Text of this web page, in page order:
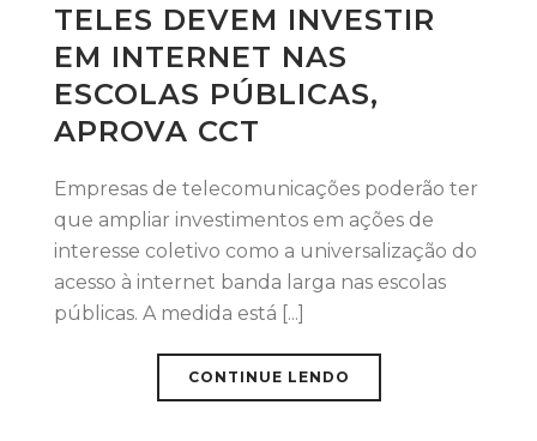
TELES DEVEM INVESTIR
EM INTERNET NAS
ESCOLAS PÚBLICAS,
APROVA CCT
Empresas de telecomunicações poderão ter
que ampliar investimentos em ações de
interesse coletivo como a universalização do
acesso à internet banda larga nas escolas
públicas. A medida está [...]
CONTINUE LENDO